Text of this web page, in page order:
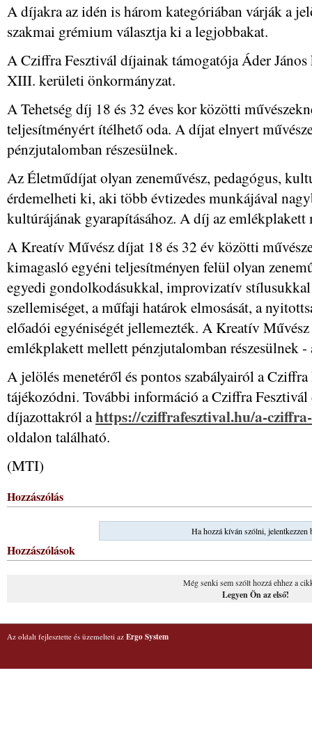
A díjakra az idén is három kategóriában várják a
szakmai grémium választja ki a legjobbakat.
A Cziffra Fesztivál díjainak támogatója Áder János
XIII. kerületi önkormányzat.
A Tehetség díj 18 és 32 éves kor közötti
teljesítményért ítélhető oda. A díjat elnyert
pénzjutalomban részesülnek.
Az Életműdíjat olyan zeneművész, pedagógus,
érdemelheti ki, aki több évtizedes munkájával
kultúrájának gyarapításához. A díj az
A Kreatív Művész díjat 18 és 32 év közötti
kimagasló egyéni teljesítményen felül olyan
egyedi gondolkodásukkal, improvizatív
szellemiséget, a műfaji határok elmosását, a
előadói egyéniségét jellemezték. A Kreatív
emlékplakett mellett pénzjutalomban részesülnek
A jelölés menetéről és pontos szabályairól a
tájékozódni. További információ a Cziffra
díjazottakról ahttps://cziffrafesztival.hu/a-
oldalon található.
(MTI)
Hozzászólás
Ha hozzá kíván szólni, jelentkezzen
Hozzászólások
Még senki sem szólt hozzá ehhez a
Legyen Ön az első!
Az oldalt fejlesztette és üzemelteti az Ergo System